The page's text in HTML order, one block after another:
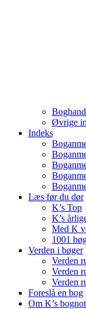
Øvrige
Indeks
Læs før du dør
K’s Top
K’s
Med K
1001
Verden i bøger
Verden
Verden
Verden
Foreslå en bog
Om K’s